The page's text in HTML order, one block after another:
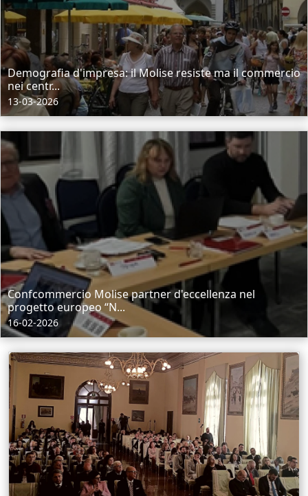
Demografia d'impresa: il Molise resiste ma il commercio
nei centr...
13-03-2026
Confcommercio Molise partner d'eccellenza nel
progetto europeo “N...
16-02-2026